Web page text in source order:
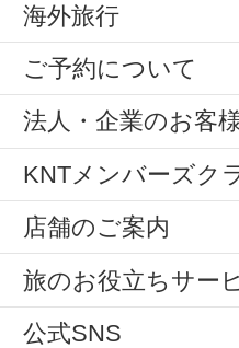
海外旅行
ご予約について
法人・企業のお客
KNTメンバーズク
店舗のご案内
旅のお役立ちサー
公式SNS